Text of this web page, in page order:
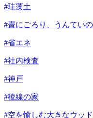
#珪藻土
#畳にごろり、うんてい
#省エネ
#社内検査
#神戸
#稜線の家
#空を愉しむ大きなウッ